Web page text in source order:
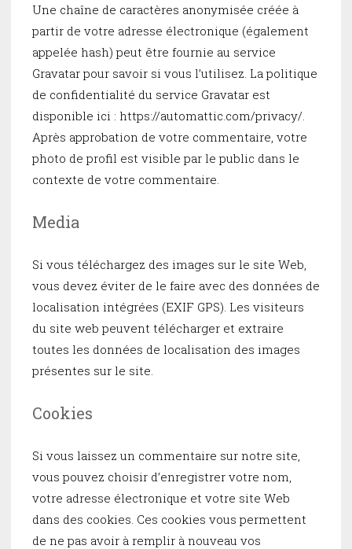
Une chaîne de caractères anonymisée créée à
partir de votre adresse électronique (également
appelée hash) peut être fournie au service
Gravatar pour savoir si vous l’utilisez. La politique
de confidentialité du service Gravatar est
disponible ici : https://automattic.com/privacy/.
Après approbation de votre commentaire, votre
photo de profil est visible par le public dans le
contexte de votre commentaire.
Media
Si vous téléchargez des images sur le site Web,
vous devez éviter de le faire avec des données de
localisation intégrées (EXIF GPS). Les visiteurs
du site web peuvent télécharger et extraire
toutes les données de localisation des images
présentes sur le site.
Cookies
Si vous laissez un commentaire sur notre site,
vous pouvez choisir d’enregistrer votre nom,
votre adresse électronique et votre site Web
dans des cookies. Ces cookies vous permettent
de ne pas avoir à remplir à nouveau vos